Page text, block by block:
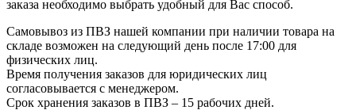
заказа необходимо выбрать удобный для Вас способ.
Самовывоз из ПВЗ нашей компании при наличии товара на
складе возможен на следующий день после 17:00 для
физических лиц.
Время получения заказов для юридических лиц
согласовывается с менеджером.
Срок хранения заказов в ПВЗ – 15 рабочих дней.